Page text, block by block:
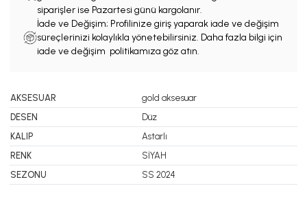
siparişler ise Pazartesi günü kargolanır.
İade ve Değişim; Profilinize giriş yaparak iade ve değişim
süreçlerinizi kolaylıkla yönetebilirsiniz. Daha fazla bilgi için
iade ve değişim politikamıza göz atın.
AKSESUAR
gold aksesuar
DESEN
Düz
KALIP
Astarlı
RENK
SİYAH
SEZONU
SS 2024